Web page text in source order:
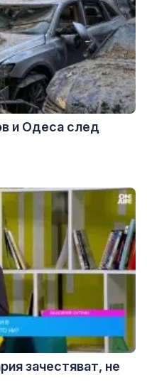
и Одеса след
зачестяват, не